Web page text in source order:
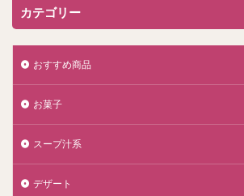
カテゴリー
おすすめ商品
お菓子
スープ汁系
デザート